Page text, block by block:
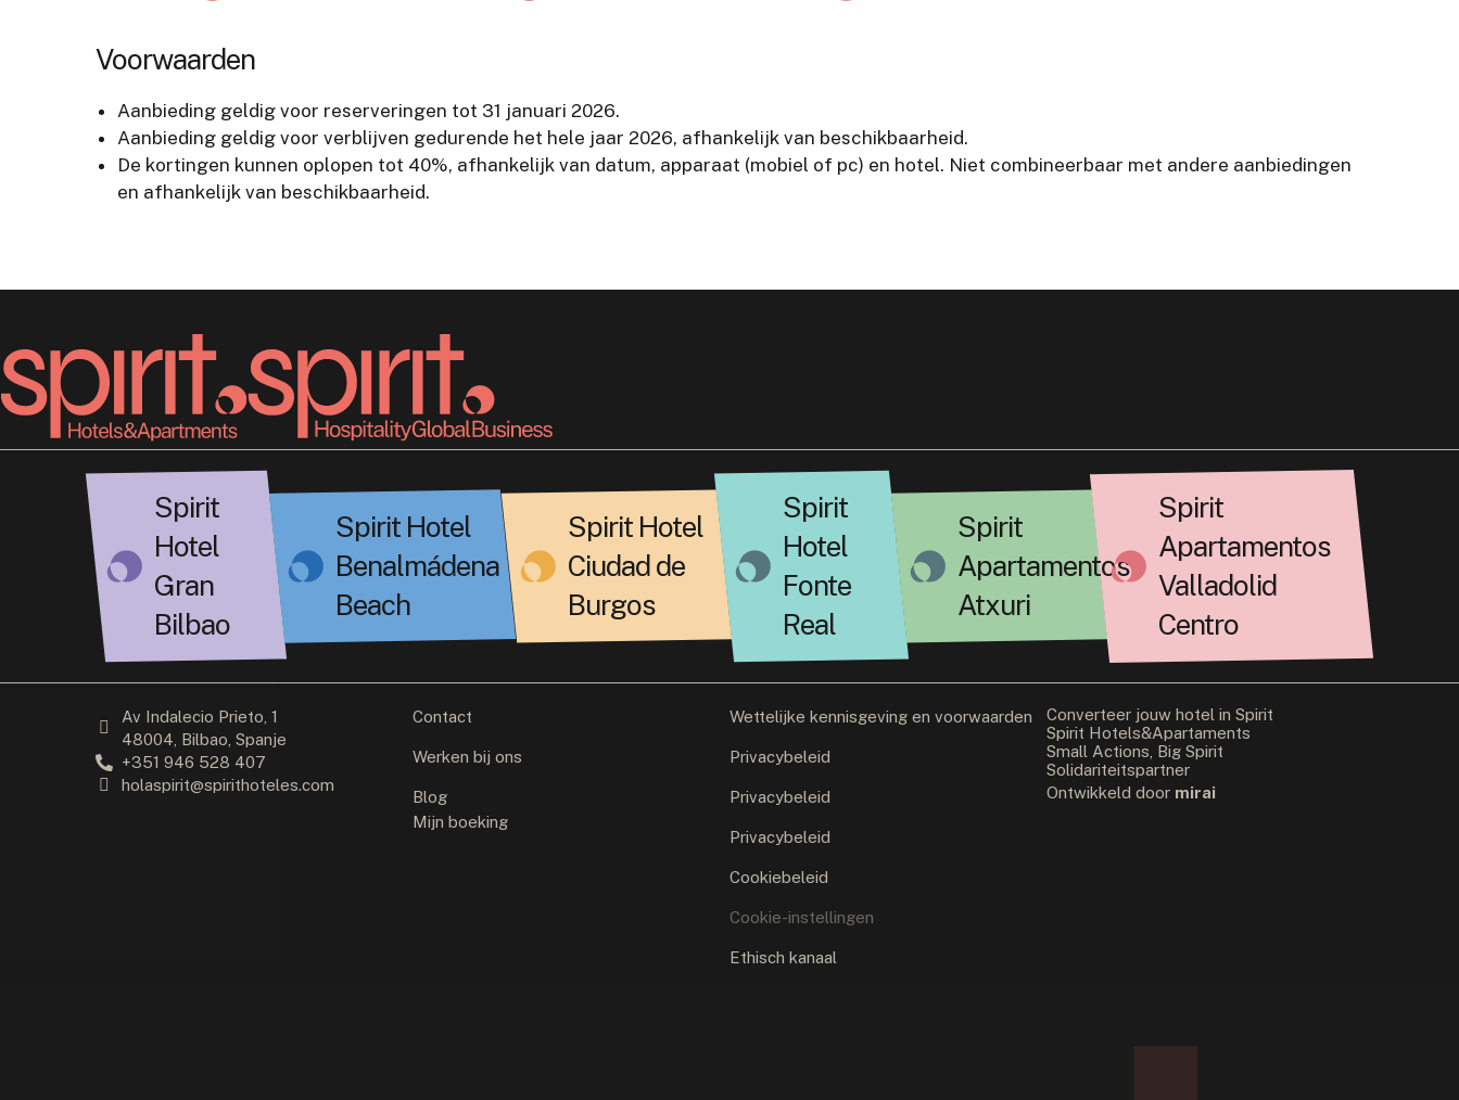
Voorwaarden
Aanbieding geldig voor reserveringen tot 31 januari 2026.
Aanbieding geldig voor verblijven gedurende het hele jaar 2026, afhankelijk van beschikbaarheid.
De kortingen kunnen oplopen tot 40%, afhankelijk van datum, apparaat (mobiel of pc) en hotel. Niet combineerbaar met andere aanbiedingen
en afhankelijk van beschikbaarheid.
Spirit
Hotel
Gran
Bilbao
Spirit Hotel
Benalmádena
Beach
Spirit Hotel
Ciudad de
Burgos
Spirit
Hotel
Fonte
Real
Spirit
Apartamentos
Atxuri
Spirit
Apartamentos
Valladolid
Centro
Av Indalecio Prieto, 1
48004, Bilbao, Spanje
+351 946 528 407
holaspirit@spirithoteles.com
Contact
Werken bij ons
Blog
Mijn boeking
Wettelijke kennisgeving en voorwaarden
Privacybeleid
Privacybeleid
Privacybeleid
Cookiebeleid
Cookie-instellingen
Ethisch kanaal
Converteer jouw hotel in Spirit
Spirit Hotels&Apartaments
Small Actions, Big Spirit
Solidariteitspartner
Ontwikkeld door mirai